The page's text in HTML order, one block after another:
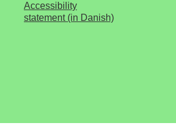
Accessibility
statement (in Danish)